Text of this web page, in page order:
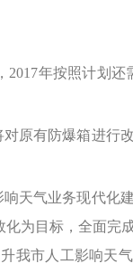
年按照计划还
原有防爆箱进行
天气业务现代化
为目标，全面完
我市人工影响天